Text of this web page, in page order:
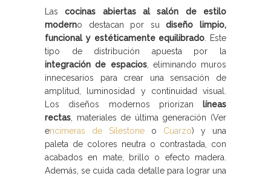
Lascocinas abiertas al salón de estilo
moderno destacan por sudiseño limpio,
funcional y estéticamente equilibrado . Este
tipo de distribución apuesta por la
integración de espacios, eliminando muros
innecesarios para crear una sensación de
amplitud, luminosidad y continuidad visual.
Los diseños modernos priorizan
líneas
rectas , materiales de última generación (Ver
encimeras de Silestone o Cuarzo) y una
paleta de colores neutra o contrastada, con
acabados en mate, brillo o efecto madera.
Además, se cuida cada detalle para lograr una